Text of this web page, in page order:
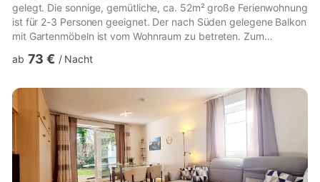
gelegt. Die sonnige, gemütliche, ca. 52m² große Ferienwohnung
ist für 2-3 Personen geeignet. Der nach Süden gelegene Balkon
mit Gartenmöbeln ist vom Wohnraum zu betreten. Zum
Stereoanlage, DVD-Player und Sat-TV. Die angrenzende,
Toaster, Kaffeemaschine, Backofen, Geschirrspüler, Mikrowelle
und Wasserkocher gibt Ihnen die Möglichkeit zur
Selbstversorgung. Eine Essecke mit Tisch...
ab 73 € / Nacht